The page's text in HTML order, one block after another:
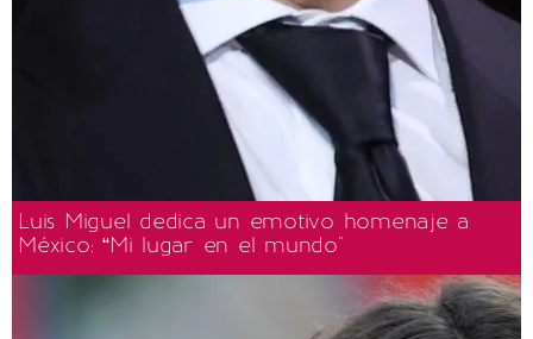
Luis Miguel dedica un emotivo homenaje a
México: “Mi lugar en el mundo"